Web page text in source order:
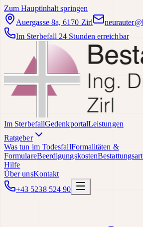
Zum Hauptinhalt springen
Auergasse 8a, 6170 Zirl
Im Sterbefall 24 Stunden erreichbar
Im SterbefallGedenkportalLeistungen
Ratgeber
Was tun im TodesfallFormalitäten &
FormulareBeerdigungskosten
Hilfe
Über unsKontakt
+43 5238 524 90